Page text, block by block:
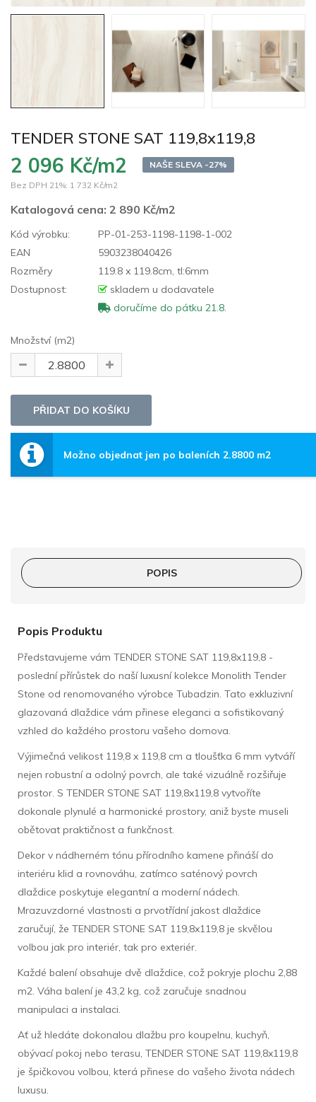
TENDER STONE SAT 119,8x119,8
2 096 Kč/m2
NAŠE SLEVA -27%
Bez DPH 21%: 1 732 Kč/m2
Katalogová cena: 2 890 Kč/m2
Kód výrobku:
PP-01-253-1198-1198-1-002
EAN
5903238040426
Rozměry
119.8 x 119.8cm, tl:6mm
Dostupnost:
skladem u dodavatele
doručíme do pátku 21.8.
Množství (m2)
Možno objednat jen po baleních 2.8800 m2
POPIS
Popis Produktu
Představujeme vám TENDER STONE SAT 119,8x119,8 -
poslední přírůstek do naší luxusní kolekce Monolith Tender
Stone od renomovaného výrobce Tubadzin. Tato exkluzivní
glazovaná dlaždice vám přinese eleganci a sofistikovaný
vzhled do každého prostoru vašeho domova.
Výjimečná velikost 119,8 x 119,8 cm a tloušťka 6 mm vytváří
nejen robustní a odolný povrch, ale také vizuálně rozšiřuje
prostor. S TENDER STONE SAT 119,8x119,8 vytvoříte
dokonale plynulé a harmonické prostory, aniž byste museli
obětovat praktičnost a funkčnost.
Dekor v nádherném tónu přírodního kamene přináší do
interiéru klid a rovnováhu, zatímco saténový povrch
dlaždice poskytuje elegantní a moderní nádech.
Mrazuvzdorné vlastnosti a prvotřídní jakost dlaždice
zaručují, že TENDER STONE SAT 119,8x119,8 je skvělou
volbou jak pro interiér, tak pro exteriér.
Každé balení obsahuje dvě dlaždice, což pokryje plochu 2,88
m2. Váha balení je 43,2 kg, což zaručuje snadnou
manipulaci a instalaci.
Ať už hledáte dokonalou dlažbu pro koupelnu, kuchyň,
obývací pokoj nebo terasu, TENDER STONE SAT 119,8x119,8
je špičkovou volbou, která přinese do vašeho života nádech
luxusu.